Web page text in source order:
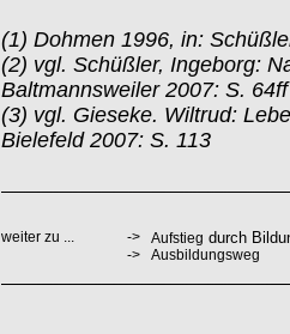
(1) Dohmen 1996, in:
(2) vgl. Schüßler, Ingeborg:
Baltmannsweiler 2007: S. 64ff
(3) vgl. Gieseke. Wiltrud:
Bielefeld 2007: S. 113
weiter zu ... -> Aufstieg durch
-> Ausbildungsweg